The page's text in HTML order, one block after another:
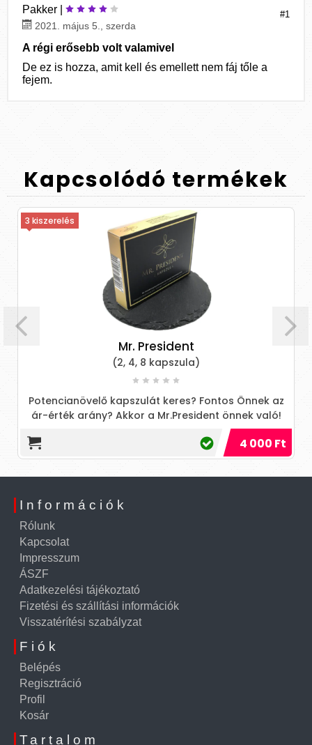
#1
Pakker |
2021. május 5., szerda
A régi erősebb volt valamivel
De ez is hozza, amit kell és emellett nem fáj tőle a
fejem.
Kapcsolódó termékek
3 kiszerelés
Mr. President
(2, 4, 8 kapszula)
Potencianövelő kapszulát keres? Fontos Önnek az
ár-érték arány? Akkor a Mr.President önnek való!
4 000 Ft
Információk
Rólunk
Kapcsolat
Impresszum
ÁSZF
Adatkezelési tájékoztató
Fizetési és szállítási információk
Visszatérítési szabályzat
Fiók
Belépés
Regisztráció
Profil
Kosár
Tartalom